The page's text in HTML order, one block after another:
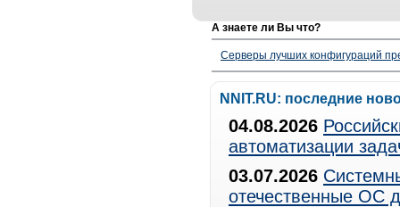
А знаете ли Вы что?
Серверы лучших конфигураций
NNIT.RU: последние
04.08.2026
автоматизации
03.07.2026
отечественные ОС